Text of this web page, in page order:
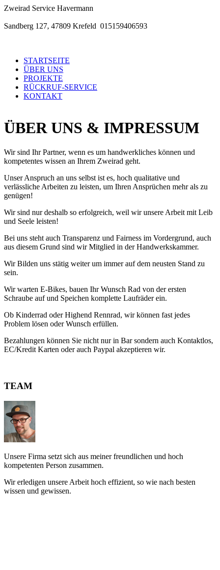
Zweirad Service Havermann
Sandberg 127, 47809 Krefeld 015159406593
STARTSEITE
ÜBER UNS
PROJEKTE
RÜCKRUF-SERVICE
KONTAKT
ÜBER UNS & IMPRESSUM
Wir sind Ihr Partner, wenn es um handwerkliches können und
kompetentes wissen an Ihrem Zweirad geht.
Unser Anspruch an uns selbst ist es, hoch qualitative und
verlässliche Arbeiten zu leisten, um Ihren Ansprüchen mehr als zu
genügen!
Wir sind nur deshalb so erfolgreich, weil wir unsere Arbeit mit Leib
und Seele leisten!
Bei uns steht auch Transparenz und Fairness im Vordergrund, auch
aus diesem Grund sind wir Mitglied in der Handwerkskammer.
Wir Bilden uns stätig weiter um immer auf dem neusten Stand zu
sein.
Wir warten E-Bikes, bauen Ihr Wunsch Rad von der ersten
Schraube auf und Speichen komplette Laufräder ein.
Ob Kinderrad oder Highend Rennrad, wir können fast jedes
Problem lösen oder Wunsch erfüllen.
Bezahlungen können Sie nicht nur in Bar sondern auch Kontaktlos,
EC/Kredit Karten oder auch Paypal akzeptieren wir.
TEAM
Unsere Firma setzt sich aus meiner freundlichen und hoch
kompetenten Person zusammen.
Wir erledigen unsere Arbeit hoch effizient, so wie nach besten
wissen und gewissen.